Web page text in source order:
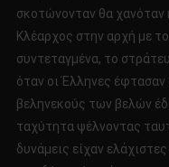
σκοτώνονταν θα χανόταν
Κλέαρχος στην αρχή με
συντεταγμένα, το
όταν οι Έλληνες έφτασαν
βεληνεκούς των βελών
ταχύτητα ψέλνοντας
δυνάμεις είχαν